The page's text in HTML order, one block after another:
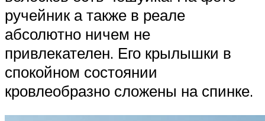
ручейник а также в реале
абсолютно ничем не
привлекателен. Его крылышки в
спокойном состоянии
кровлеобразно сложены на спинке.